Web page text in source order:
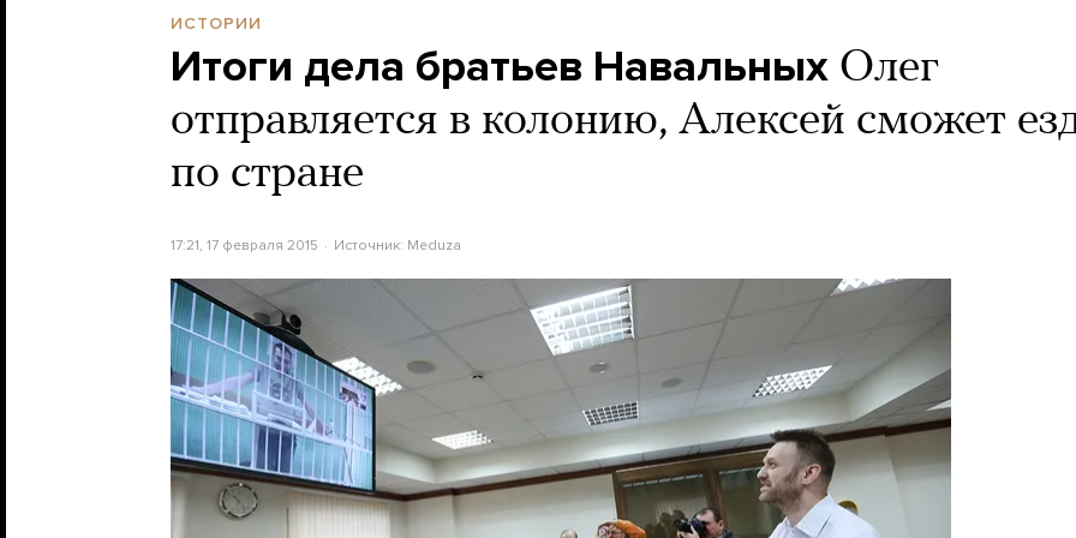
ИСТОРИИ
Итоги дела братьев Навальных Олег
отправляется в колонию, Алексей сможет
по стране
17:21, 17 февраля 2015 Источник: Meduza